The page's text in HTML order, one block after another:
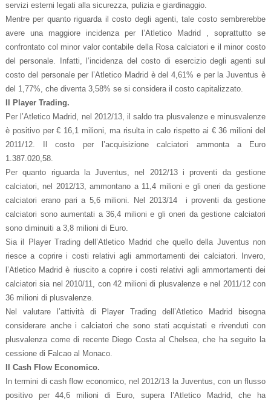
servizi esterni legati alla sicurezza, pulizia e giardinaggio.
Mentre per quanto riguarda il costo degli agenti, tale costo sembrerebbe
avere una maggiore incidenza per l’Atletico Madrid , soprattutto se
confrontato col minor valor contabile della Rosa calciatori e il minor costo
del personale. Infatti, l’incidenza del costo di esercizio degli agenti sul
costo del personale per l’Atletico Madrid è del 4,61% e per la Juventus è
del 1,77%, che diventa 3,58% se si considera il costo capitalizzato.
Il Player Trading.
Per l’Atletico Madrid, nel 2012/13, il saldo tra plusvalenze e minusvalenze
è positivo per € 16,1 milioni, ma risulta in calo rispetto ai € 36 milioni del
2011/12. Il costo per l’acquisizione calciatori ammonta a Euro
1.387.020,58.
Per quanto riguarda la Juventus, nel 2012/13 i proventi da gestione
calciatori, nel 2012/13, ammontano a 11,4 milioni e gli oneri da gestione
calciatori erano pari a 5,6 milioni. Nel 2013/14 i proventi da gestione
calciatori sono aumentati a 36,4 milioni e gli oneri da gestione calciatori
sono diminuiti a 3,8 milioni di Euro.
Sia il Player Trading dell’Atletico Madrid che quello della Juventus non
riesce a coprire i costi relativi agli ammortamenti dei calciatori. Invero,
l’Atletico Madrid è riuscito a coprire i costi relativi agli ammortamenti dei
calciatori sia nel 2010/11, con 42 milioni di plusvalenze e nel 2011/12 con
36 milioni di plusvalenze.
Nel valutare l’attività di Player Trading dell’Atletico Madrid bisogna
considerare anche i calciatori che sono stati acquistati e rivenduti con
plusvalenza come di recente Diego Costa al Chelsea, che ha seguito la
cessione di Falcao al Monaco.
Il Cash Flow Economico.
In termini di cash flow economico, nel 2012/13 la Juventus, con un flusso
positivo per 44,6 milioni di Euro, supera l’Atletico Madrid, che ha